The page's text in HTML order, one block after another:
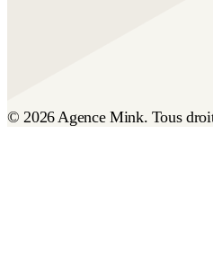
© 2026 Agence Mink. Tous